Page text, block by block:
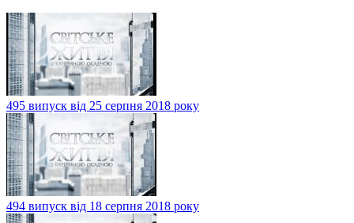
495 випуск від 25 серпня 2018 року
494 випуск від 18 серпня 2018 року